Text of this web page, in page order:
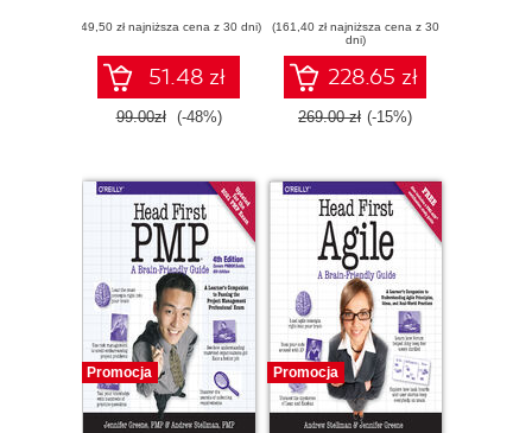
(49,50 zł najniższa cena z 30 dni)
51.48 zł
99.00zł (-48%)
(161,40 zł najniższa cena z 30
dni)
228.65 zł
269.00 zł (-15%)
Promocja Promocja